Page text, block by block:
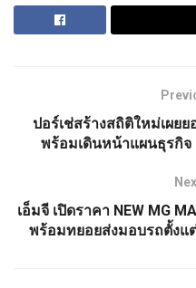
ปอร์เช่สร้างสถิติใหม่เผย
พร้อมเดินหน้าแผนธุรกิจ
เอ็มจี เปิดราคา NEW MG
พร้อมทยอยส่งมอบรถตั้งแ